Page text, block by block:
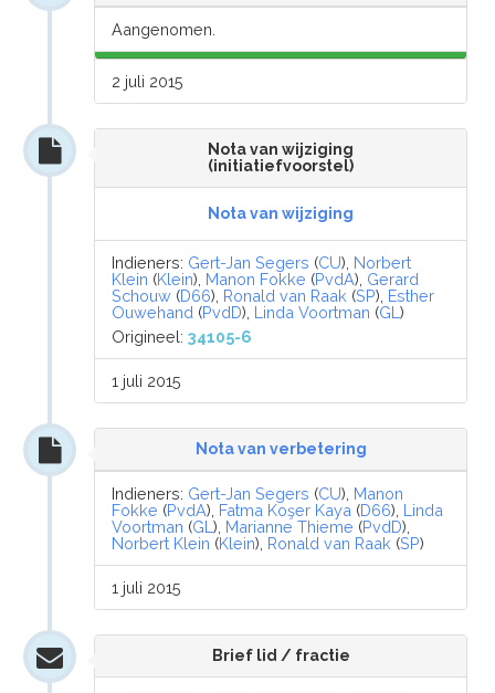
Aangenomen.
2 juli 2015
Nota van wijziging
(initiatiefvoorstel)
Nota van wijziging
Indieners: Gert-Jan Segers (CU), Norbert
Klein (Klein), Manon Fokke (PvdA), Gerard
Schouw (D66), Ronald van Raak (SP), Esther
Ouwehand (PvdD), Linda Voortman (GL)
Origineel:34105-6
1 juli 2015
Nota van verbetering
Indieners: Gert-Jan Segers (CU), Manon
Fokke (PvdA), Fatma Koşer Kaya (D66), Linda
Voortman (GL), Marianne Thieme (PvdD),
Norbert Klein (Klein), Ronald van Raak (SP)
1 juli 2015
Brief lid / fractie